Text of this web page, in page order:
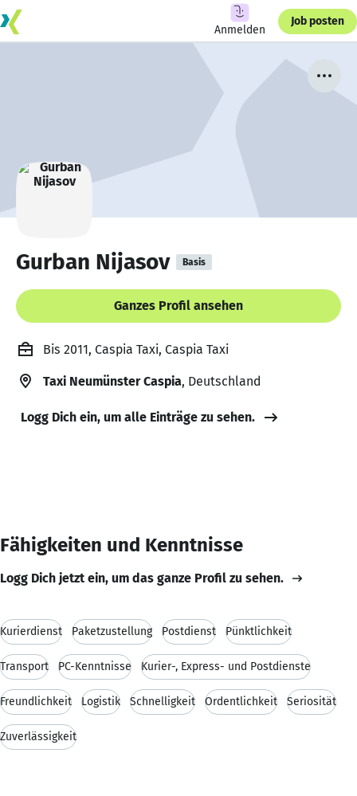
Anmelden
Job posten
Gurban Nijasov Basis
Ganzes Profil ansehen
Bis 2011, Caspia Taxi, Caspia Taxi
Taxi Neumünster Caspia, Deutschland
Logg Dich ein, um alle Einträge zu sehen.
Fähigkeiten und Kenntnisse
Logg Dich jetzt ein, um das ganze Profil zu sehen.
Kurierdienst Paketzustellung Postdienst Pünktlichkeit
Transport PC-Kenntnisse Kurier-, Express- und Postdienste
Freundlichkeit Logistik Schnelligkeit Ordentlichkeit Seriosität
Zuverlässigkeit